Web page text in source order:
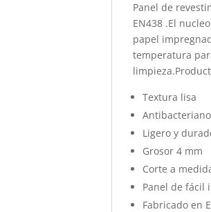
Panel de
EN438 .El
papel
temperatura
Textura lisa
Antibacteriano
Ligero y
Grosor 4 mm
Corte a
Panel de fácil
Fabricado en